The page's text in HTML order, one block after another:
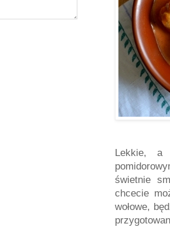
Lekkie, a
świetnie
chcecie
wołowe,